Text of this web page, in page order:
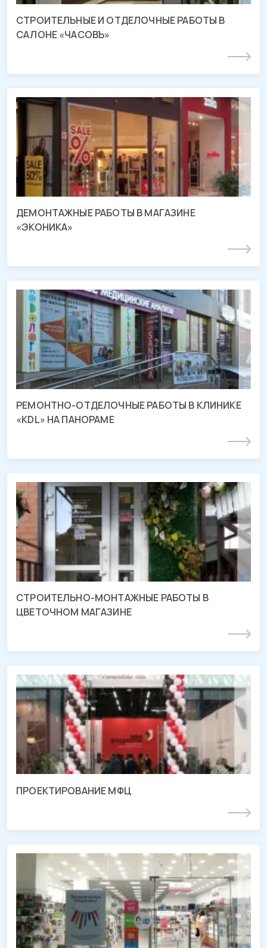
CТРОИТЕЛЬНЫЕ И ОТДЕЛОЧНЫЕ РАБОТЫ В
САЛОНЕ «ЧАСОВЪ»
Подробнее
ДЕМОНТАЖНЫЕ РАБОТЫ В МАГАЗИНЕ
«ЭКОНИКА»
Демонтаж магазина «ЭКОНИКА»
ТРЦ «МЕГА Адыгея-Кубань», Республика Адыгея
Подробнее
РЕМОНТНО-ОТДЕЛОЧНЫЕ РАБОТЫ В КЛИНИКЕ
«KDL» НА ПАНОРАМЕ
СМР медицинской лаборатории «KDL»
г. Краснодар, ул. Восточно-Куликовская
Подробнее
СТРОИТЕЛЬНО-МОНТАЖНЫЕ РАБОТЫ В
ЦВЕТОЧНОМ МАГАЗИНЕ
СМР цветочного магазина
г. Краснодар, ул. Петра Метальникова
Подробнее
ПРОЕКТИРОВАНИЕ МФЦ
Проект МФЦ
ТРЦ «МЕГА Адыгея-Кубань», Республика Адыгея
Подробнее
Проект магазина «ЧИТАЙ-ГОРОД»
ТРЦ «Галерея», г. Краснодар